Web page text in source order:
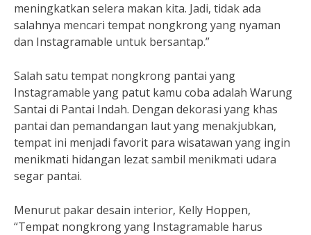
meningkatkan selera makan kita. Jadi, tidak ada
salahnya mencari tempat nongkrong yang nyaman
dan Instagramable untuk bersantap.”
Salah satu tempat nongkrong pantai yang
Instagramable yang patut kamu coba adalah Warung
Santai di Pantai Indah. Dengan dekorasi yang khas
pantai dan pemandangan laut yang menakjubkan,
tempat ini menjadi favorit para wisatawan yang ingin
menikmati hidangan lezat sambil menikmati udara
segar pantai.
Menurut pakar desain interior, Kelly Hoppen,
“Tempat nongkrong yang Instagramable harus